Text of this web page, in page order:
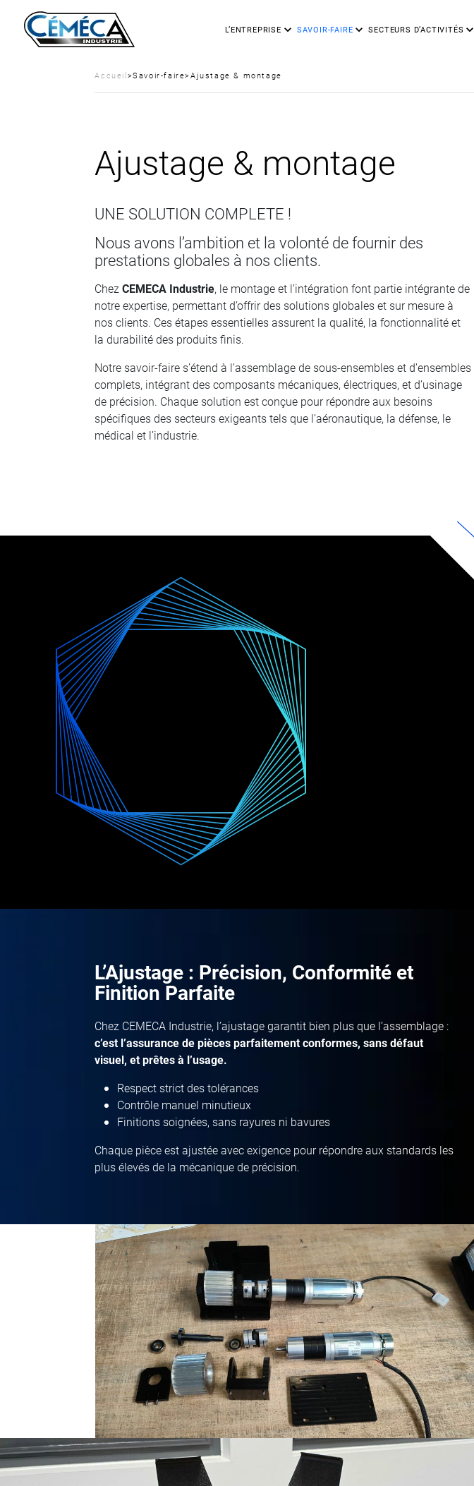
L’ENTREPRISE SAVOIR-FAIRE SECTEURS D’ACTIVITÉS
Accueil>Savoir-faire>Ajustage & montage
Ajustage & montage
UNE SOLUTION COMPLETE !
Nous avons l’ambition et la volonté de fournir des
prestations globales à nos clients.
ChezCEMECA Industrie, le montage et l’intégration font partie intégrante de
notre expertise, permettant d’offrir des solutions globales et sur mesure à
nos clients. Ces étapes essentielles assurent la qualité, la fonctionnalité et
la durabilité des produits finis.
Notre savoir-faire s’étend à l’assemblage de sous-ensembles et d’ensembles
complets, intégrant des composants mécaniques, électriques, et d’usinage
de précision. Chaque solution est conçue pour répondre aux besoins
spécifiques des secteurs exigeants tels que l’aéronautique, la défense, le
médical et l’industrie.
L’Ajustage : Précision, Conformité et
Finition Parfaite
Chez CEMECA Industrie, l’ajustage garantit bien plus que l’assemblage :
c’est l’assurance de pièces parfaitement conformes, sans défaut
visuel, et prêtes à l’usage.
Respect strict des tolérances
Contrôle manuel minutieux
Finitions soignées, sans rayures ni bavures
Chaque pièce est ajustée avec exigence pour répondre aux standards les
plus élevés de la mécanique de précision.